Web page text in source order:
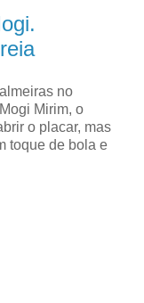
no
Mirim, o
o placar, mas
toque de bola e